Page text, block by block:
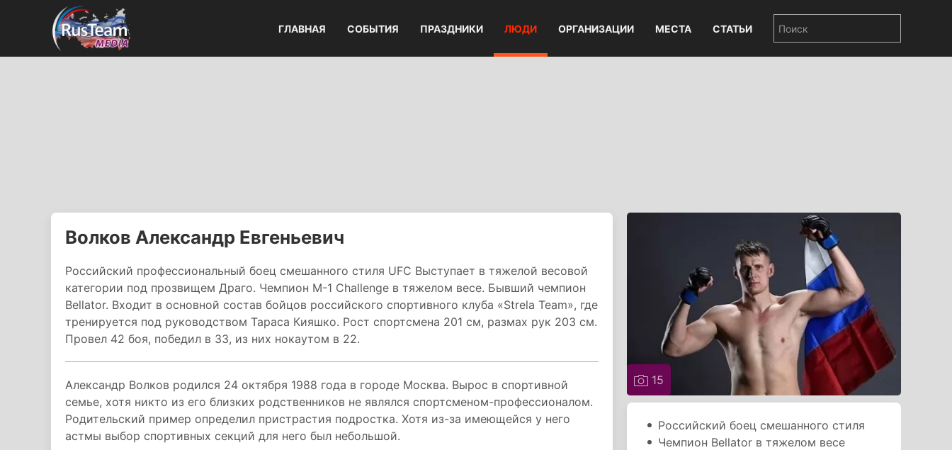
ГЛАВНАЯ СОБЫТИЯ ПРАЗДНИКИ ЛЮДИ ОРГАНИЗАЦИИ МЕСТА СТАТЬИ
Волков Александр Евгеньевич
Российский профессиональный боец смешанного стиля UFC Выступает в тяжелой весовой
категории под прозвищем Драго. Чемпион M-1 Challenge в тяжелом весе. Бывший чемпион
Bellator. Входит в основной состав бойцов российского спортивного клуба «Strela Team», где
тренируется под руководством Тараса Кияшко. Рост спортсмена 201 см, размах рук 203 см.
Провел 42 боя, победил в 33, из них нокаутом в 22.
Александр Волков родился 24 октября 1988 года в городе Москва. Вырос в спортивной
семье, хотя никто из его близких родственников не являлся спортсменом-профессионалом.
Родительский пример определил пристрастия подростка. Хотя из-за имеющейся у него
астмы выбор спортивных секций для него был небольшой.
15
Российский боец смешанного стиля
Чемпион Bellator в тяжелом весе